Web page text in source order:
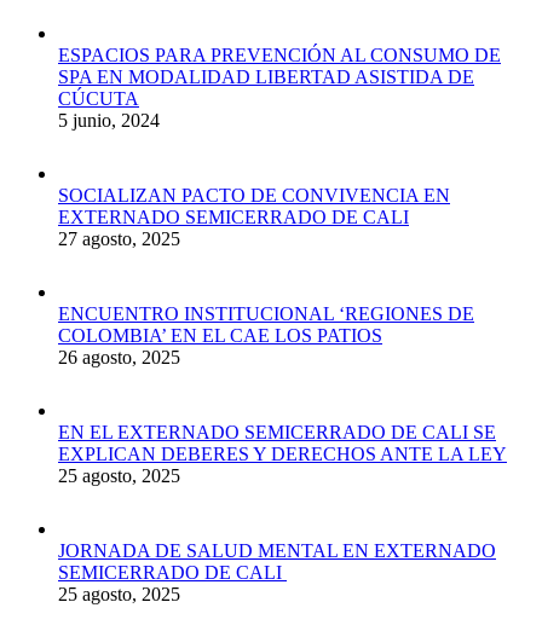
ESPACIOS PARA PREVENCIÓN AL CONSUMO DE
SPA EN MODALIDAD LIBERTAD ASISTIDA DE
CÚCUTA
5 junio, 2024
SOCIALIZAN PACTO DE CONVIVENCIA EN
EXTERNADO SEMICERRADO DE CALI
27 agosto, 2025
ENCUENTRO INSTITUCIONAL ‘REGIONES DE
COLOMBIA’ EN EL CAE LOS PATIOS
26 agosto, 2025
EN EL EXTERNADO SEMICERRADO DE CALI SE
EXPLICAN DEBERES Y DERECHOS ANTE LA LEY
25 agosto, 2025
JORNADA DE SALUD MENTAL EN EXTERNADO
SEMICERRADO DE CALI
25 agosto, 2025